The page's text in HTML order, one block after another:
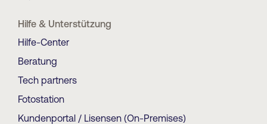
Hilfe & Unterstützung
Hilfe-Center
Beratung
Tech partners
Fotostation
Kundenportal / Lisensen (On-Premises)